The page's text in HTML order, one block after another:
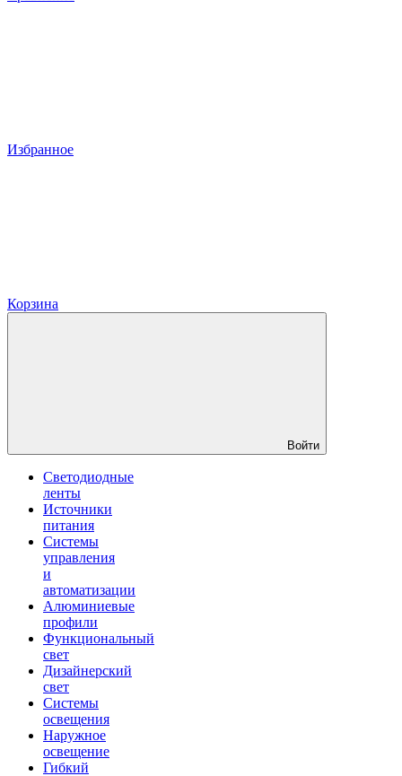
Избранное
Корзина
Войти
Светодиодные
ленты
Источники
питания
Системы
управления
и
автоматизации
Алюминиевые
профили
Функциональный
свет
Дизайнерский
свет
Системы
освещения
Наружное
освещение
Гибкий